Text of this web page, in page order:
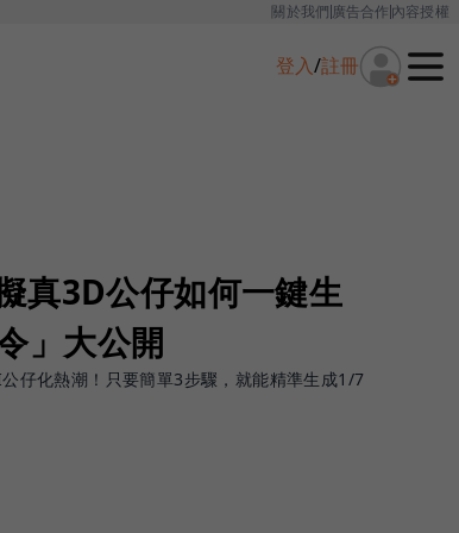
關於我們廣告合作內容授權
登入/註冊
真3D公仔如何一鍵生
」大公開
仔化熱潮！只要簡單3步驟，就能精準生成1/7